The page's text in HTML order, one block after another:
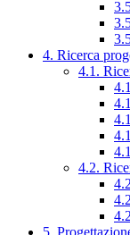
4. Ricerca
4.1.
4.2.
5.